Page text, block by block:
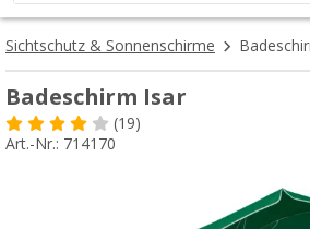
Sichtschutz & Sonnenschirme
Badeschirm Isar
(19)
Art.-Nr.: 714170